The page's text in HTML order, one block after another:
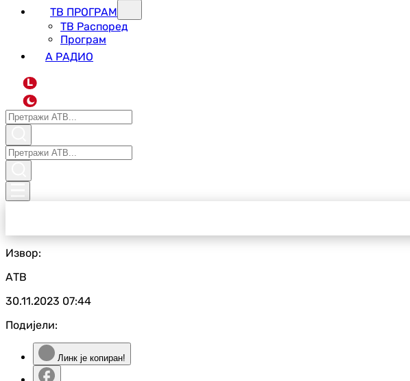
ТВ ПРОГРАМ
ТВ Распоред
Програм
А РАДИО
L
Извор:
АТВ
30.11.2023 07:44
Подијели:
Линк је копиран!